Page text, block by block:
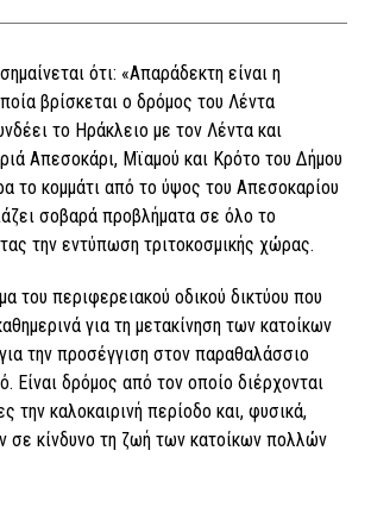
ότι: «Απαράδεκτη είναι η
βρίσκεται ο δρόμος του Λέντα
το Ηράκλειο με τον Λέντα και
Απεσοκάρι, Μϊαμού και Κρότο του Δήμου
το κομμάτι από το ύψος του Απεσοκαρίου
σοβαρά προβλήματα σε όλο το
την εντύπωση τριτοκοσμικής χώρας.
του περιφερειακού οδικού δικτύου που
για τη μετακίνηση των κατοίκων
την προσέγγιση στον παραθαλάσσιο
Είναι δρόμος από τον οποίο διέρχονται
την καλοκαιρινή περίοδο και, φυσικά,
σε κίνδυνο τη ζωή των κατοίκων πολλών